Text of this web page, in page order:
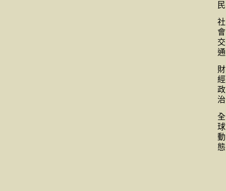
民
社
會
交
通
財
經
政
治
全
球
動
態